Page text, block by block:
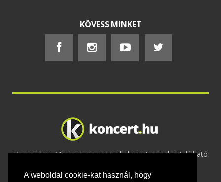
A weboldal cookie-kat használ, hogy
KÖVESS MINKET
Koncert.hu - Minden koncert egy helyen. Az oldalon található
2020 Adatvédelem-ÁSZF-Felhasználási